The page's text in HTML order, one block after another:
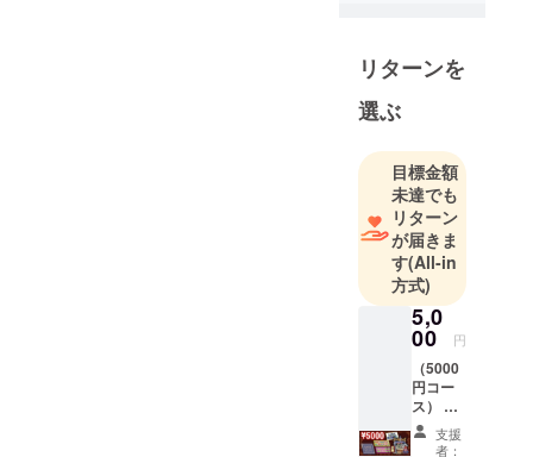
トロゲ」な
イターでも
過去にここ
CAMPFIRE
で「ファイ
ナルリクエ
スト劇場
版」をファ
ンディング
成功させて
いただきま
した。よろ
しくお願い
リターンを
選ぶ
目標金額
未達でも
リターン
が届きま
す(All-in
方式)
5,0
00 円
（5000
円コー
ス） ・
「ファ
イナル
支援
者：